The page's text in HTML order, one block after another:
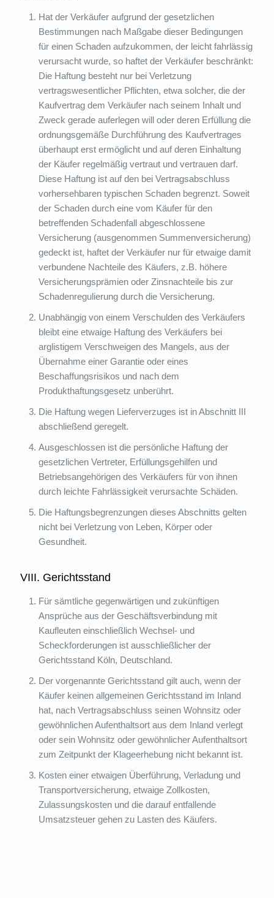
Hat der Verkäufer aufgrund der gesetzlichen
Bestimmungen nach Maßgabe dieser Bedingungen
für einen Schaden aufzukommen, der leicht fahrlässig
verursacht wurde, so haftet der Verkäufer beschränkt:
Die Haftung besteht nur bei Verletzung
vertragswesentlicher Pflichten, etwa solcher, die der
Kaufvertrag dem Verkäufer nach seinem Inhalt und
Zweck gerade auferlegen will oder deren Erfüllung die
ordnungsgemäße Durchführung des Kaufvertrages
überhaupt erst ermöglicht und auf deren Einhaltung
der Käufer regelmäßig vertraut und vertrauen darf.
Diese Haftung ist auf den bei Vertragsabschluss
vorhersehbaren typischen Schaden begrenzt. Soweit
der Schaden durch eine vom Käufer für den
betreffenden Schadenfall abgeschlossene
Versicherung (ausgenommen Summenversicherung)
gedeckt ist, haftet der Verkäufer nur für etwaige damit
verbundene Nachteile des Käufers, z.B. höhere
Versicherungsprämien oder Zinsnachteile bis zur
Schadenregulierung durch die Versicherung.
Unabhängig von einem Verschulden des Verkäufers
bleibt eine etwaige Haftung des Verkäufers bei
arglistigem Verschweigen des Mangels, aus der
Übernahme einer Garantie oder eines
Beschaffungsrisikos und nach dem
Produkthaftungsgesetz unberührt.
Die Haftung wegen Lieferverzuges ist in Abschnitt III
abschließend geregelt.
Ausgeschlossen ist die persönliche Haftung der
gesetzlichen Vertreter, Erfüllungsgehilfen und
Betriebsangehörigen des Verkäufers für von ihnen
durch leichte Fahrlässigkeit verursachte Schäden.
Die Haftungsbegrenzungen dieses Abschnitts gelten
nicht bei Verletzung von Leben, Körper oder
Gesundheit.
VIII. Gerichtsstand
Für sämtliche gegenwärtigen und zukünftigen
Ansprüche aus der Geschäftsverbindung mit
Kaufleuten einschließlich Wechsel- und
Scheckforderungen ist ausschließlicher der
Gerichtsstand Köln, Deutschland.
Der vorgenannte Gerichtsstand gilt auch, wenn der
Käufer keinen allgemeinen Gerichtsstand im Inland
hat, nach Vertragsabschluss seinen Wohnsitz oder
gewöhnlichen Aufenthaltsort aus dem Inland verlegt
oder sein Wohnsitz oder gewöhnlicher Aufenthaltsort
zum Zeitpunkt der Klageerhebung nicht bekannt ist.
Kosten einer etwaigen Überführung, Verladung und
Transportversicherung, etwaige Zollkosten,
Zulassungskosten und die darauf entfallende
Umsatzsteuer gehen zu Lasten des Käufers.